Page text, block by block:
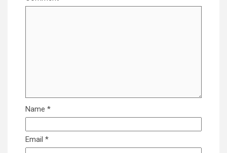
Name *
Email *